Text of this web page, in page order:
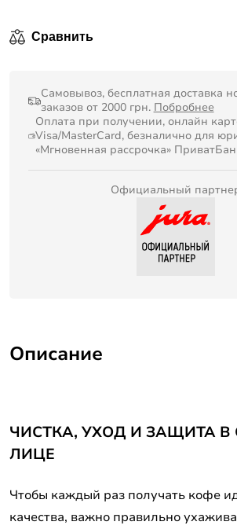
Сравнить
Самовывоз, бесплатная доставка
заказов от 2000 грн. Побробнее
Оплата при получении, онлайн
Visa/MasterCard, безналично для
«Мгновенная рассрочка»
Официальный
Описание
ЧИСТКА, УХОД И ЗАЩИТА
ЛИЦЕ
Чтобы каждый раз получать кофе
качества, важно правильно